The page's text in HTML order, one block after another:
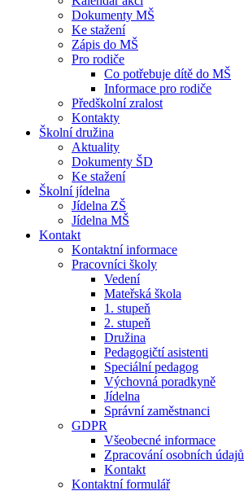
Dokumenty MŠ
Ke stažení
Zápis do MŠ
Pro rodiče
Co potřebuje dítě do MŠ
Informace pro rodiče
Předškolní zralost
Kontakty
Školní družina
Aktuality
Dokumenty ŠD
Ke stažení
Školní jídelna
Jídelna ZŠ
Jídelna MŠ
Kontakt
Kontaktní informace
Pracovníci školy
Vedení
Mateřská škola
1. stupeň
2. stupeň
Družina
Pedagogičtí asistenti
Speciální pedagog
Výchovná poradkyně
Jídelna
Správní zaměstnanci
GDPR
Všeobecné informace
Zpracování osobních údajů
Kontakt
Kontaktní formulář